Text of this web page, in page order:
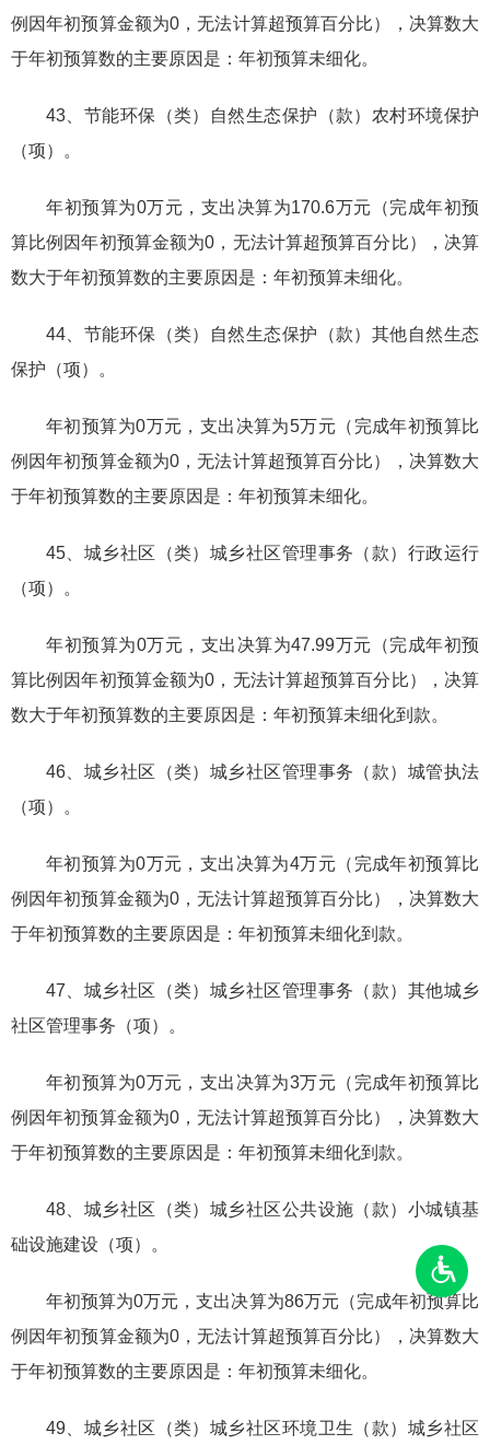
例因年初预算金额为0，无法计算超预算百分比），决算数大
于年初预算数的主要原因是：年初预算未细化。
43、节能环保（类）自然生态保护（款）农村环境保护
（项）。
年初预算为0万元，支出决算为170.6万元（完成年初预
算比例因年初预算金额为0，无法计算超预算百分比），决算
数大于年初预算数的主要原因是：年初预算未细化。
44、节能环保（类）自然生态保护（款）其他自然生态
保护（项）。
年初预算为0万元，支出决算为5万元（完成年初预算比
例因年初预算金额为0，无法计算超预算百分比），决算数大
于年初预算数的主要原因是：年初预算未细化。
45、城乡社区（类）城乡社区管理事务（款）行政运行
（项）。
年初预算为0万元，支出决算为47.99万元（完成年初预
算比例因年初预算金额为0，无法计算超预算百分比），决算
数大于年初预算数的主要原因是：年初预算未细化到款。
46、城乡社区（类）城乡社区管理事务（款）城管执法
（项）。
年初预算为0万元，支出决算为4万元（完成年初预算比
例因年初预算金额为0，无法计算超预算百分比），决算数大
于年初预算数的主要原因是：年初预算未细化到款。
47、城乡社区（类）城乡社区管理事务（款）其他城乡
社区管理事务（项）。
年初预算为0万元，支出决算为3万元（完成年初预算比
例因年初预算金额为0，无法计算超预算百分比），决算数大
于年初预算数的主要原因是：年初预算未细化到款。
48、城乡社区（类）城乡社区公共设施（款）小城镇基
础设施建设（项）。
年初预算为0万元，支出决算为86万元（完成年初预算比
例因年初预算金额为0，无法计算超预算百分比），决算数大
于年初预算数的主要原因是：年初预算未细化。
49、城乡社区（类）城乡社区环境卫生（款）城乡社区